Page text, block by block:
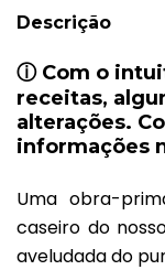
Descrição
ⓘCom o
receitas,
alterações.
informações
Uma obra-
caseiro do
aveludada do